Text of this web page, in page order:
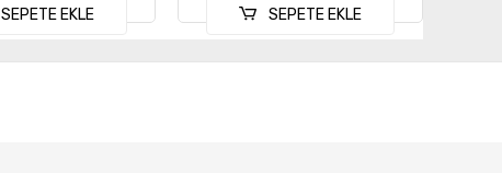
SEPETE EKLE SEPETE EKLE